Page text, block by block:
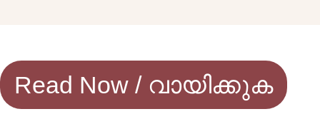
Read Now / വായിക്കുക